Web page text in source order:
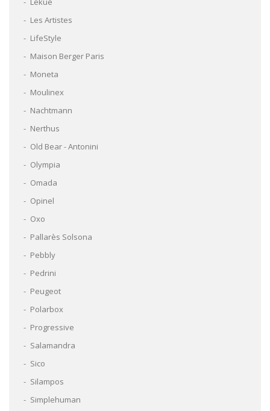
Les Artistes
LifeStyle
Maison Berger Paris
Moneta
Moulinex
Nachtmann
Nerthus
Old Bear - Antonini
Olympia
Omada
Opinel
Oxo
Pallarès Solsona
Pebbly
Pedrini
Peugeot
Polarbox
Progressive
Salamandra
Sico
Silampos
Simplehuman